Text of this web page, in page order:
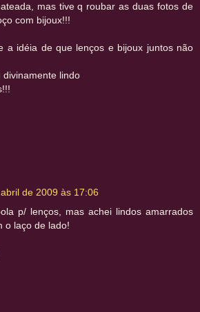
mas tive q roubar as duas fotos de
com bijoux!!!
a idéia de que lenços e bijoux juntos não
divinamente lindo
de 2009 às 17:06
p/ lenços, mas achei lindos amarrados
o laço de lado!